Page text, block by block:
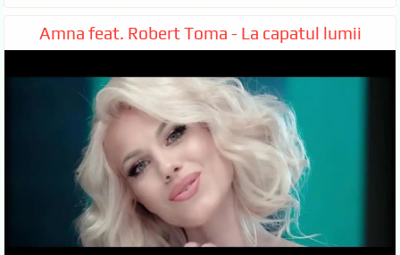
Amna feat. Robert Toma - La capatul lumii